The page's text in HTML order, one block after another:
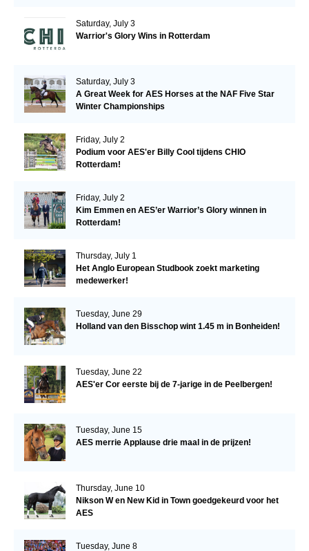
Saturday, July 3
Warrior's Glory Wins in Rotterdam
Saturday, July 3
A Great Week for AES Horses at the NAF Five Star
Winter Championships
Friday, July 2
Podium voor AES'er Billy Cool tijdens CHIO
Rotterdam!
Friday, July 2
Kim Emmen en AES’er Warrior’s Glory winnen in
Rotterdam!
Thursday, July 1
Het Anglo European Studbook zoekt marketing
medewerker!
Tuesday, June 29
Holland van den Bisschop wint 1.45 m in Bonheiden!
Tuesday, June 22
AES'er Cor eerste bij de 7-jarige in de Peelbergen!
Tuesday, June 15
AES merrie Applause drie maal in de prijzen!
Thursday, June 10
Nikson W en New Kid in Town goedgekeurd voor het
AES
Tuesday, June 8